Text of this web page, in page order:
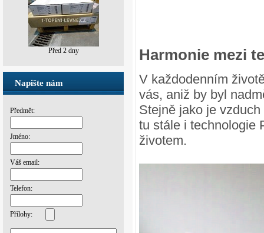
Před 2 hodinami
Napište nám
Předmět:
Jméno:
Váš email:
Telefon:
Přílohy:
Harmonie mezi
V každodenním
vás, aniž by byl
Stejně jako je
tu stále i technologie
životem.